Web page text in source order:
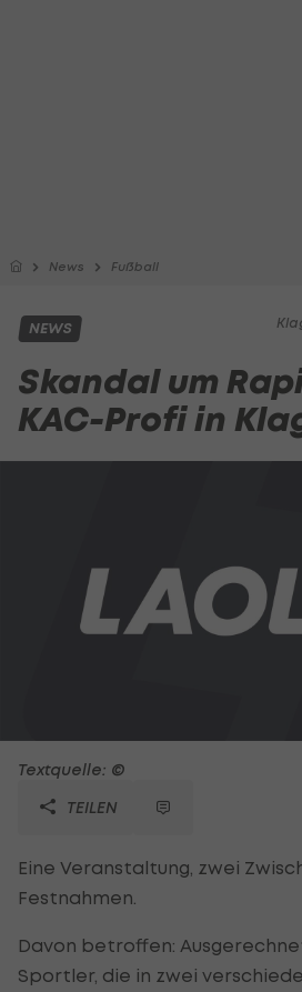
News Fußball
NEWS
Skandal um
KAC-Profi in
Textquelle: ©
TEILEN
Eine Veranstaltung, zwei
Festnahmen.
Davon betroffen:
Sportler, die in zwei